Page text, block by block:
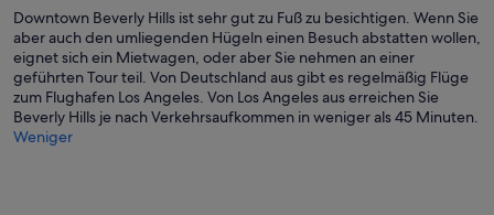
Downtown Beverly Hills ist sehr gut zu Fuß zu besichtigen. Wenn Sie
aber auch den umliegenden Hügeln einen Besuch abstatten wollen,
eignet sich ein Mietwagen, oder aber Sie nehmen an einer
geführten Tour teil. Von Deutschland aus gibt es regelmäßig Flüge
zum Flughafen Los Angeles. Von Los Angeles aus erreichen Sie
Beverly Hills je nach Verkehrsaufkommen in weniger als 45 Minuten.
Weniger